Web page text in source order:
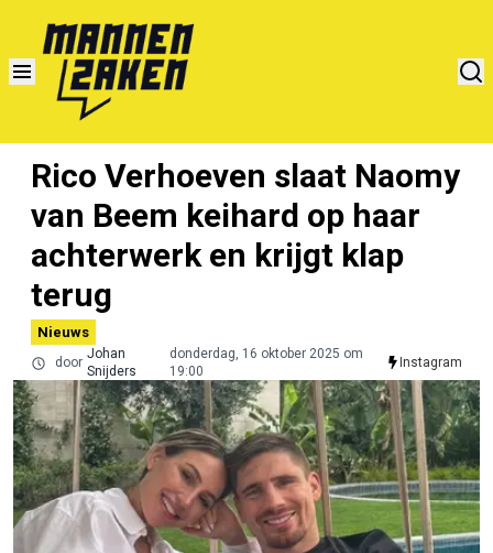
Rico Verhoeven slaat Naomy
van Beem keihard op haar
achterwerk en krijgt klap
terug
Nieuws
door
Johan
Snijders
donderdag, 16 oktober 2025 om
19:00
Instagram